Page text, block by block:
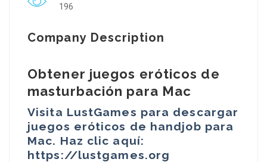
196
Company Description
Obtener juegos eróticos de
masturbación para Mac
Visita LustGames para descargar
juegos eróticos de handjob para
Mac. Haz clic aquí:
https://lustgames.org